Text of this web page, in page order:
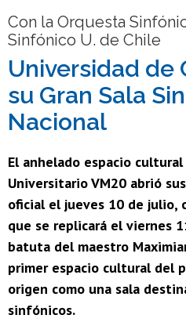
Con la Orquesta
Sinfónico U. de Chile
Universidad de
su Gran Sala
Nacional
El anhelado espacio
Universitario VM20 abrió
oficial el jueves 10 de julio,
que se replicará el viernes
batuta del maestro
primer espacio cultural del
origen como una sala
sinfónicos.